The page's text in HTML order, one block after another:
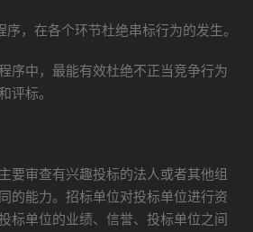
，在各个环节杜绝串标行为的发生。
序中，最能有效杜绝不正当竞争行为
评标。
要审查有兴趣投标的法人或者其他组
的能力。招标单位对投标单位进行资
标单位的业绩、信誉、投标单位之间